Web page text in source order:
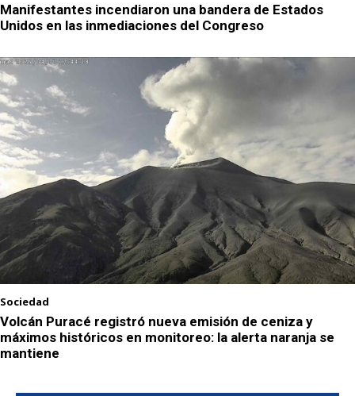
Manifestantes incendiaron una bandera de Estados
Unidos en las inmediaciones del Congreso
Sociedad
Volcán Puracé registró nueva emisión de ceniza y
máximos históricos en monitoreo: la alerta naranja se
mantiene